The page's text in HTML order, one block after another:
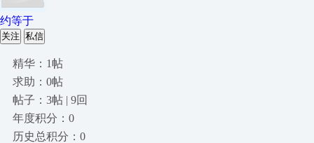
约等于
关注 私信
精华：1帖
求助：0帖
帖子：3帖 | 9回
年度积分：0
历史总积分：0